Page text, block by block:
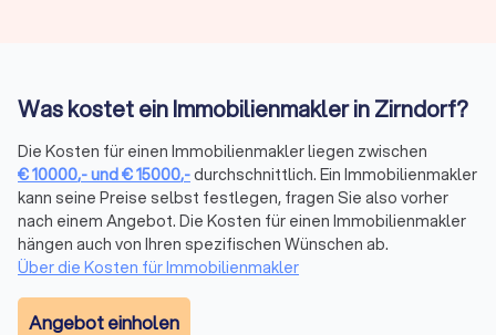
Eigenheim-Suche oder Immobilienkauf als
Investition?
Professionelle Immobilienbüros bieten Ihnen vielfältige
Leistungen, zu denen Sie im persönlichen Erstgespräch
umfassend beraten werden. Hierfür muss der
Immobilienmakler zunächst Ihre Ziele und Vorstellungen
unterbreiten zu können. Ob Sie nun ein Eigenheim suchen
Was kostet ein Immobilienmakler in Zirndorf?
Die Kosten für einen Immobilienmakler liegen zwischen
€10000,-und€15000,-durchschnittlich. Ein Immobilienmakler
kann seine Preise selbst festlegen, fragen Sie also vorher
nach einem Angebot. Die Kosten für einen Immobilienmakler
hängen auch von Ihren spezifischen Wünschen ab.
Über die Kosten für Immobilienmakler
Angebot einholen